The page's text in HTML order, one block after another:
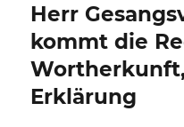
Beitrag:
Herr
kommt die
Erklärung